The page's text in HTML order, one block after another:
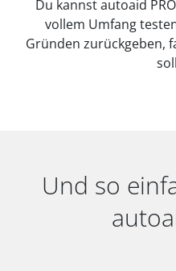
Du kannst autoaid
vollem Umfang
Gründen zurückgeben,
Und so